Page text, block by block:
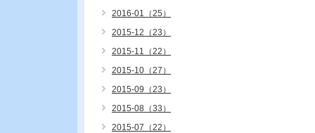
2016-01（25）
2015-12（23）
2015-11（22）
2015-10（27）
2015-09（23）
2015-08（33）
2015-07（22）